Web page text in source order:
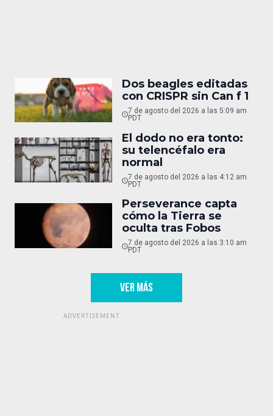
Dos beagles editadas
con CRISPR sin Can f 1
7 de agosto del 2026 a las 5:09 am
PDT
El dodo no era tonto:
su telencéfalo era
normal
7 de agosto del 2026 a las 4:12 am
PDT
Perseverance capta
cómo la Tierra se
oculta tras Fobos
7 de agosto del 2026 a las 3:10 am
PDT
VER MÁS